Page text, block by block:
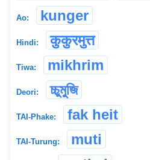
Ao: kunger
Hindi: कुकुरमुत्त
Tiwa: mikhrim
Deori: চ্চুমুজি
TAI-Phake: fak heit
TAI-Turung:
muti